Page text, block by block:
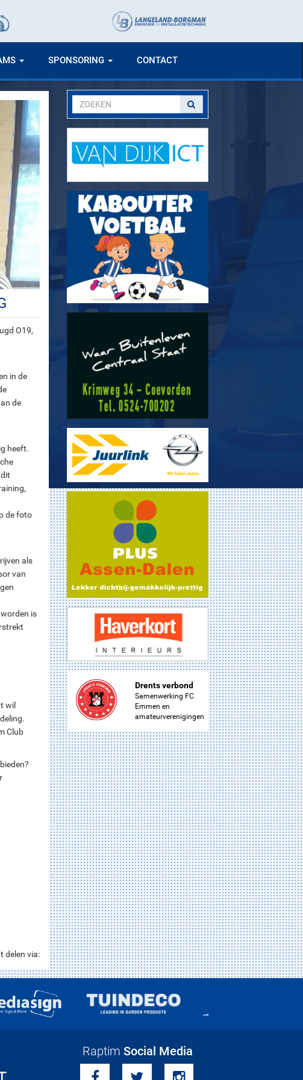
SPONSORING CONTACT
O19,
in de
de
heeft.
de foto
als
van
is
wil
Club
delen via:
Drents verbond
Samenwerking FC
Emmen en
amateurverenigingen
Raptim Social Media